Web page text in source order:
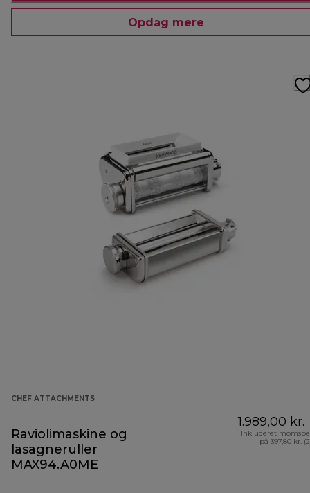
Opdag mere
CHEF ATTACHMENTS
Raviolimaskine og
lasagneruller
MAX94.A0ME
1.989,00 kr.
Inkluderet
på 397,80 kr.